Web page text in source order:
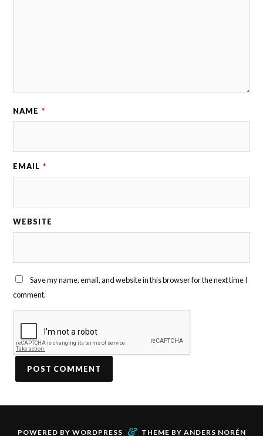
NAME *
EMAIL *
WEBSITE
Save my name, email, and website in this browser for the next time I
comment.
POWERED BY WORDPRESS & THEME BY ANDERS NORÉN